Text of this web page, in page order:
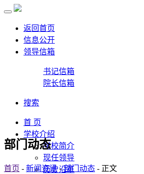
返回首页
信息公开
领导信箱
书记信箱
院长信箱
搜索
首 页
学校介绍
学校简介
现任领导
历史沿革
部门动态
首页 - 新闻资讯-部门动态 - 正文